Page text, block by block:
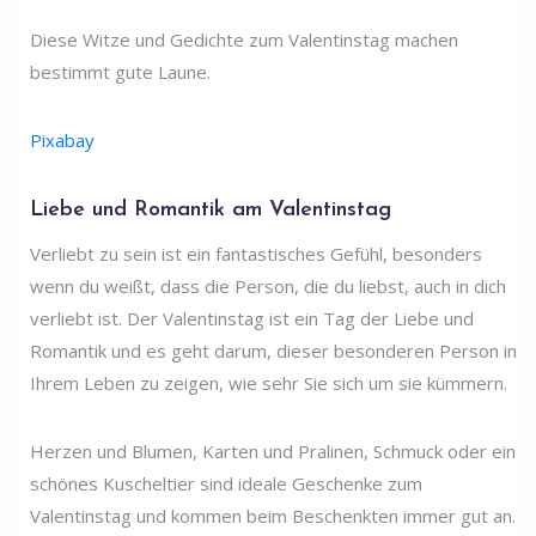
Diese Witze und Gedichte zum Valentinstag machen
bestimmt gute Laune.
Pixabay
Liebe und Romantik am Valentinstag
Verliebt zu sein ist ein fantastisches Gefühl, besonders
wenn du weißt, dass die Person, die du liebst, auch in dich
verliebt ist. Der Valentinstag ist ein Tag der Liebe und
Romantik und es geht darum, dieser besonderen Person in
Ihrem Leben zu zeigen, wie sehr Sie sich um sie kümmern.
Herzen und Blumen, Karten und Pralinen, Schmuck oder ein
schönes Kuscheltier sind ideale Geschenke zum
Valentinstag und kommen beim Beschenkten immer gut an.